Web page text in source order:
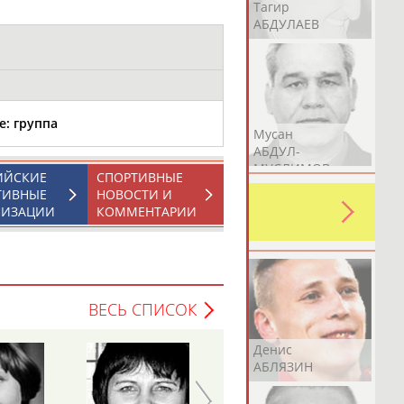
АБДУЛАЕВ
Тагир
АБДУЛАЕВ
АБДУЛЛИН
Мусан
АБДУЛ-
МУСЛИМОВ
какую-либо ошибку в уже
страны!
Уулу Азамат
АБИБИЛЛА
Денис
АБЛЯЗИН
группа
СПОРТИВНЫЕ
НОВОСТИ И
КОММЕНТАРИИ
ВЕСЬ СПИСОК